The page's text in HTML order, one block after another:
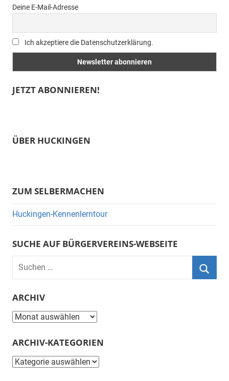
Deine E-Mail-Adresse
Ich akzeptiere die Datenschutzerklärung.
JETZT ABONNIEREN!
ÜBER HUCKINGEN
ZUM SELBERMACHEN
Huckingen-Kennenlerntour
SUCHE AUF BÜRGERVEREINS-WEBSEITE
Suchen
nach:
ARCHIV
Archiv
ARCHIV-KATEGORIEN
Archiv-